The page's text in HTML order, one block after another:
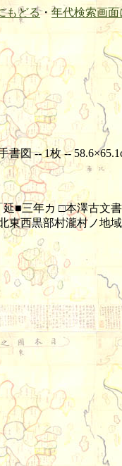
もどる・ 年代検索画面
書図 -- 1枚 --
■三年カ □本澤古文
東西黒部村瀧村ノ地